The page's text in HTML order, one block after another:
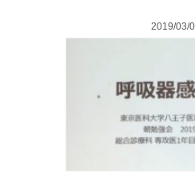
2019/03/